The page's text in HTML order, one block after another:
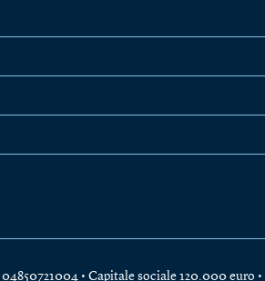
• Capitale sociale 120.000 euro •